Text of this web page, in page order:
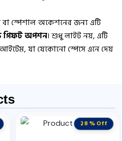
বা স্পেশাল অকেশনের জন্য এটি
গিফট অপশন। শুধু লাইট নয়, এটি
যা যেকোনো স্পেসে এনে দেয়
28 % Off